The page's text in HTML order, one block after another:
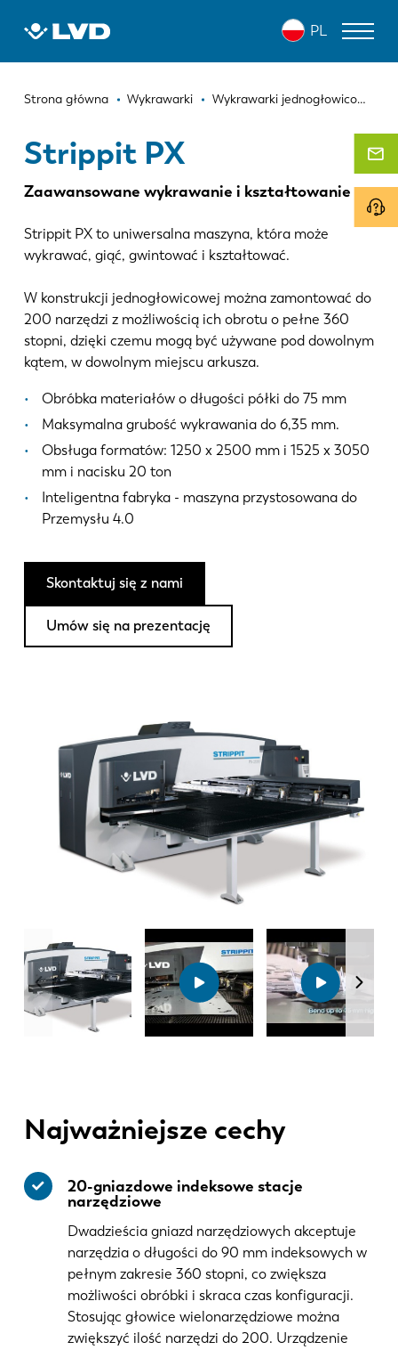
PL
Ścieżka
Strona główna Wykrawarki Wykrawarki jednogłowicowe
Strippit PX
Zaawansowane wykrawanie i kształtowanie
Strippit PX to uniwersalna maszyna, która może
wykrawać, giąć, gwintować i kształtować.
W konstrukcji jednogłowicowej można zamontować do
200 narzędzi z możliwością ich obrotu o pełne 360
stopni, dzięki czemu mogą być używane pod dowolnym
kątem, w dowolnym miejscu arkusza.
Obróbka materiałów o długości półki do 75 mm
Maksymalna grubość wykrawania do 6,35 mm.
Obsługa formatów: 1250 x 2500 mm i 1525 x 3050
mm i nacisku 20 ton
Inteligentna fabryka - maszyna przystosowana do
Przemysłu 4.0
Skontaktuj się z nami
Umów się na prezentację
STRIPPIT PX
Najważniejsze cechy
20-gniazdowe indeksowe stacje
narzędziowe
Dwadzieścia gniazd narzędziowych akceptuje
narzędzia o długości do 90 mm indeksowych w
pełnym zakresie 360 stopni, co zwiększa
możliwości obróbki i skraca czas konfiguracji.
Stosując głowice wielonarzędziowe można
zwiększyć ilość narzędzi do 200. Urządzenie
WYCINARKI LASEROWE
ZAGINARKI DO PANELI
NOŻYCE GILOTYNOWE
OBSŁUGA KLIENTA
O firmie LVD
Aktualności
Odkryj LVD
Realizacje
Centrum zasobów
Kontakt